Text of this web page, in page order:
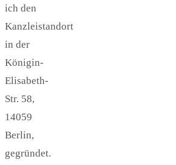
ich den
Kanzleistandort
in der
Königin-
Elisabeth-
Str. 58,
14059
Berlin,
gegründet.